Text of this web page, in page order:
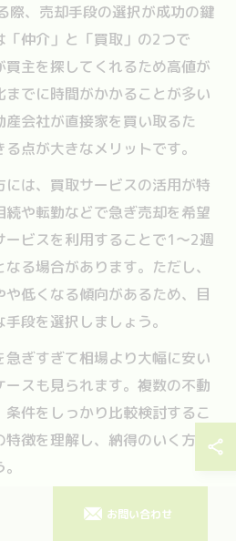
際、売却手段の選択が成功の鍵
「仲介」と「買取」の2つで
主を探してくれるため高値が
でに時間がかかることが多い
会社が直接家を買い取るた
点が大きなメリットです。
は、買取サービスの活用が特
や転勤などで急ぎ売却を希望
ービスを利用することで1〜2週
る場合があります。ただし、
低くなる傾向があるため、目
段を選択しましょう。
ぎすぎて相場より大幅に安い
スも見られます。複数の不動
件をしっかり比較検討するこ
特徴を理解し、納得のいく方法
い買取サービスの特徴
お問い合わせ